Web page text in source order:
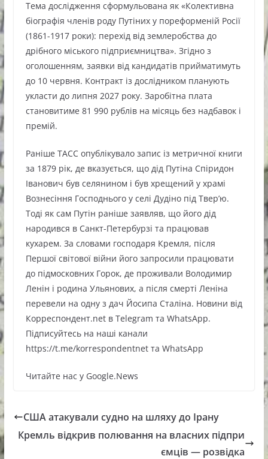
Тема дослідження сформульована як «Колективна
біографія членів роду Путіних у пореформеній Росії
(1861-1917 роки): перехід від землеробства до
дрібного міського підприємництва». Згідно з
оголошенням, заявки від кандидатів прийматимуть
до 10 червня. Контракт із дослідником планують
укласти до липня 2027 року. Заробітна плата
становитиме 81 990 рублів на місяць без надбавок і
премій.
Раніше ТАСС опублікувало запис із метричної книги
за 1879 рік, де вказується, що дід Путіна Спіридон
Іванович був селянином і був хрещений у храмі
Вознесіння Господнього у селі Дудіно під Твер’ю.
Тоді як сам Путін раніше заявляв, що його дід
народився в Санкт-Петербурзі та працював
кухарем. За словами господаря Кремля, після
Першої світової війни його запросили працювати
до підмосковних Горок, де проживали Володимир
Ленін і родина Ульянових, а після смерті Леніна
перевели на одну з дач Йосипа Сталіна. Новини від
Корреспондент.net в Telegram та WhatsApp.
Підписуйтесь на наші канали
https://t.me/korrespondentnet та WhatsApp
Читайте нас у Google.News
США атакували судно на шляху до Ірану
Кремль відкрив полювання на власних підпри
ємців — розвідка